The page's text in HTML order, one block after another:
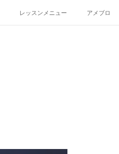
レッスンメニュー アメブロ